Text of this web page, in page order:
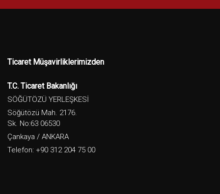
Ticaret Müşavirliklerimizden
T.C. Ticaret Bakanlığı
SÖĞÜTÖZÜ YERLEŞKESİ
Söğütözü Mah. 2176.
Sk. No:63 06530
Çankaya / ANKARA
Telefon: +90 312 204 75 00